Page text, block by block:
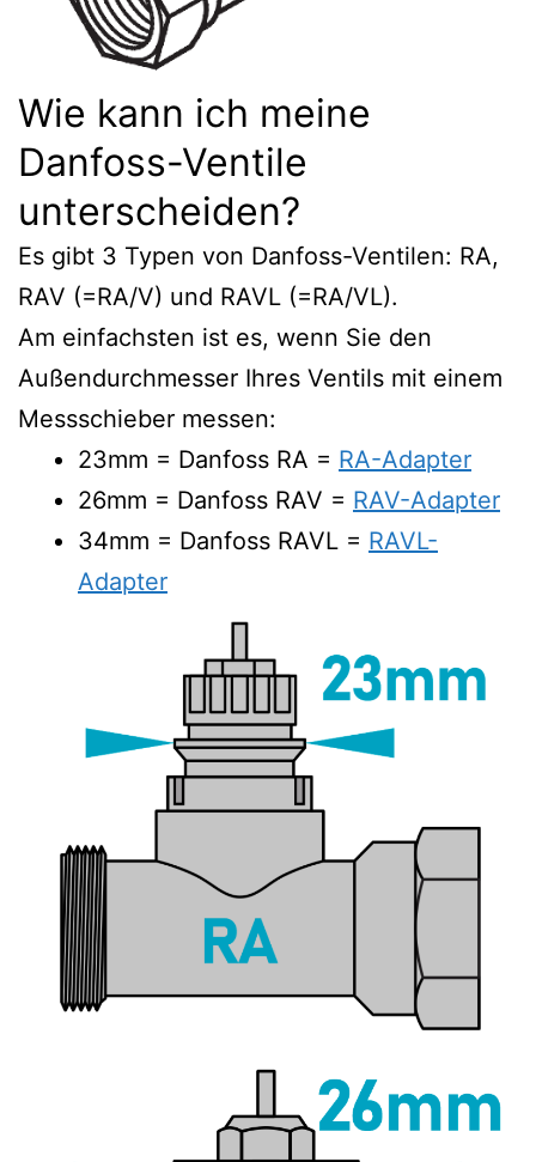
Wie kann ich meine
Danfoss-Ventile
unterscheiden?
Es gibt 3 Typen von Danfoss-Ventilen: RA,
RAV (=RA/V) und RAVL (=RA/VL).
Am einfachsten ist es, wenn Sie den
Außendurchmesser Ihres Ventils mit einem
Messschieber messen:
23mm = Danfoss RA = RA-Adapter
26mm = Danfoss RAV = RAV-Adapter
34mm = Danfoss RAVL = RAVL-
Adapter